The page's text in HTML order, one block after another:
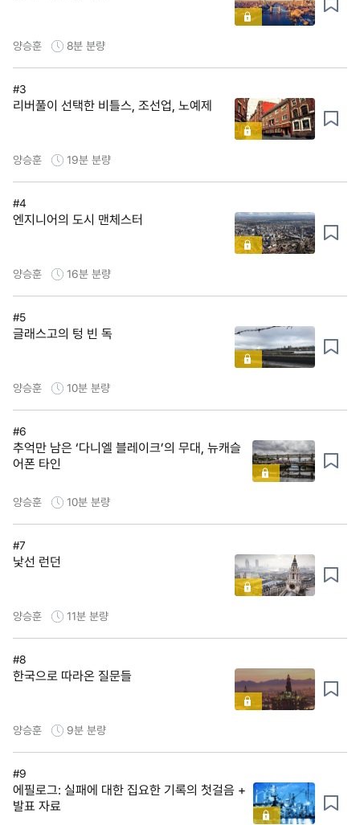
양승훈 8분 분량
#3
리버풀이 선택한 비틀스, 조선업, 노예제
양승훈 19분 분량
#4
엔지니어의 도시 맨체스터
양승훈 16분 분량
#5
글래스고의 텅 빈 독
양승훈 10분 분량
#6
추억만 남은 ‘다니엘 블레이크’의 무대, 뉴캐슬
어폰 타인
양승훈 10분 분량
#7
낯선 런던
양승훈 11분 분량
#8
한국으로 따라온 질문들
양승훈 9분 분량
#9
에필로그: 실패에 대한 집요한 기록의 첫걸음 +
발표 자료